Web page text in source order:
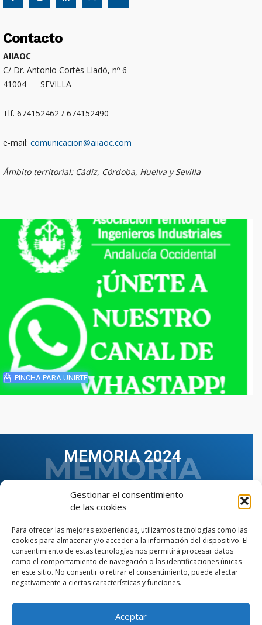
Gestionar el consentimiento
de las cookies
Para ofrecer las mejores experiencias, utilizamos tecnologías como las
cookies para almacenar y/o acceder a la información del dispositivo. El
consentimiento de estas tecnologías nos permitirá procesar datos
como el comportamiento de navegación o las identificaciones únicas
en este sitio. No consentir o retirar el consentimiento, puede afectar
negativamente a ciertas características y funciones.
Aceptar
Contacto
AIIAOC
C/ Dr. Antonio Cortés Lladó, nº 6
41004 – SEVILLA
Tlf. 674152462 / 674152490
e-mail: comunicacion@aiiaoc.com
Ámbito territorial: Cádiz, Córdoba, Huelva y Sevilla
PINCHA PARA UNIRTE
MEMORIA 2024